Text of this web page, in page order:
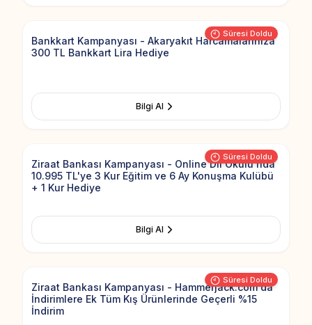
Süresi Doldu
Bankkart Kampanyası - Akaryakıt Harcamalarınıza
300 TL Bankkart Lira Hediye
Bilgi Al
Süresi Doldu
Add to
Ziraat Bankası Kampanyası - Online Dil Okulu'nda
10.995 TL'ye 3 Kur Eğitim ve 6 Ay Konuşma Kulübü
+ 1 Kur Hediye
Bilgi Al
Süresi Doldu
Add to
Ziraat Bankası Kampanyası - Hammerjack.com'da
İndirimlere Ek Tüm Kış Ürünlerinde Geçerli %15
İndirim